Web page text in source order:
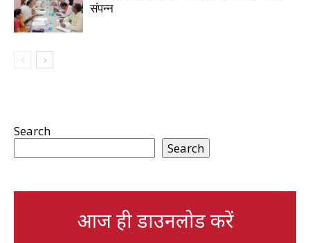
संपन्न
Search
Search
आज ही डाउनलोड करें